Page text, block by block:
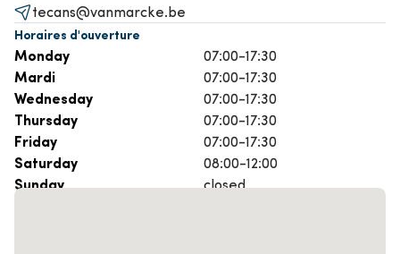
tecans@vanmarcke.be
Horaires d'ouverture
Monday 07:00-17:30
Mardi 07:00-17:30
Wednesday 07:00-17:30
Thursday 07:00-17:30
Friday 07:00-17:30
Saturday 08:00-12:00
Sunday closed